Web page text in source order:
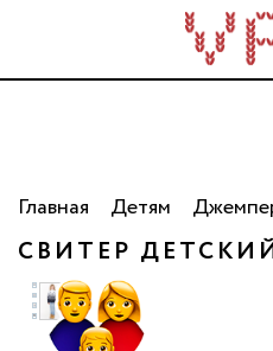
Трикотаж для всей
от 5 000
Главная Детям
СВИТЕР ДЕТСКИЙ